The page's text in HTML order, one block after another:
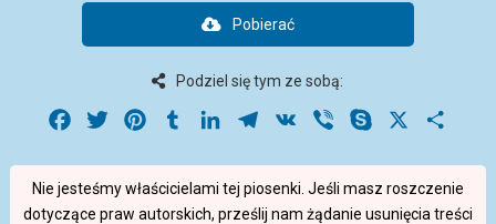
Pobierać
Podziel się tym ze sobą:
Facebook
Twitter PinterestTumblrLinkedInTelegram
VK Viber Skype
Nie jesteśmy właścicielami tej piosenki. Jeśli masz roszczenie
dotyczące praw autorskich, prześlij nam żądanie usunięcia treści